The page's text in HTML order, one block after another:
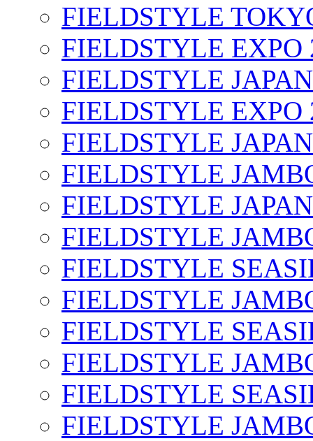
FIELDSTYLE
FIELDSTYLE EXPO
FIELDSTYLE
FIELDSTYLE EXPO
FIELDSTYLE
FIELDSTYLE
FIELDSTYLE
FIELDSTYLE
FIELDSTYLE
FIELDSTYLE
FIELDSTYLE
FIELDSTYLE
FIELDSTYLE
FIELDSTYLE